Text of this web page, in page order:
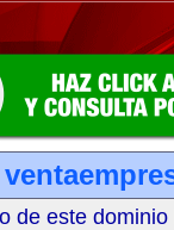
de este